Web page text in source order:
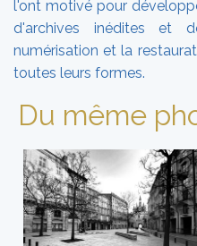
l'ont motivé pour
d'archives inédites et
numérisation et la
toutes leurs formes.
Du même